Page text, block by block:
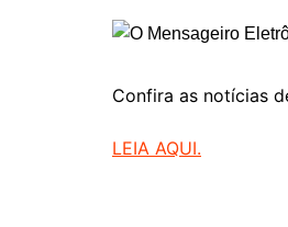
Confira as notícias
LEIA AQUI.